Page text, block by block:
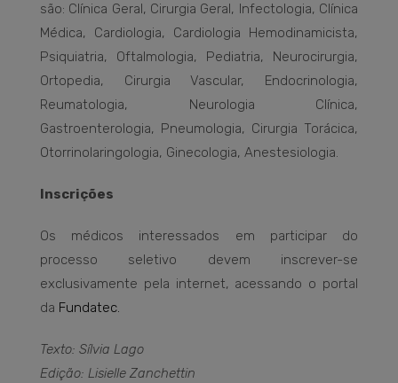
são: Clínica Geral, Cirurgia Geral, Infectologia, Clínica
Médica, Cardiologia, Cardiologia Hemodinamicista,
Psiquiatria, Oftalmologia, Pediatria, Neurocirurgia,
Ortopedia, Cirurgia Vascular, Endocrinologia,
Reumatologia, Neurologia Clínica,
Gastroenterologia, Pneumologia, Cirurgia Torácica,
Otorrinolaringologia, Ginecologia, Anestesiologia.
Inscrições
Os médicos interessados em participar do
processo seletivo devem inscrever-se
exclusivamente pela internet, acessando o portal
da Fundatec.
Texto: Sílvia Lago
Edição: Lisielle Zanchettin